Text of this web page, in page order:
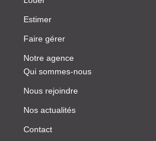
Estimer
Faire gérer
Notre agence
Qui sommes-nous
Nous rejoindre
Nos actualités
Contact